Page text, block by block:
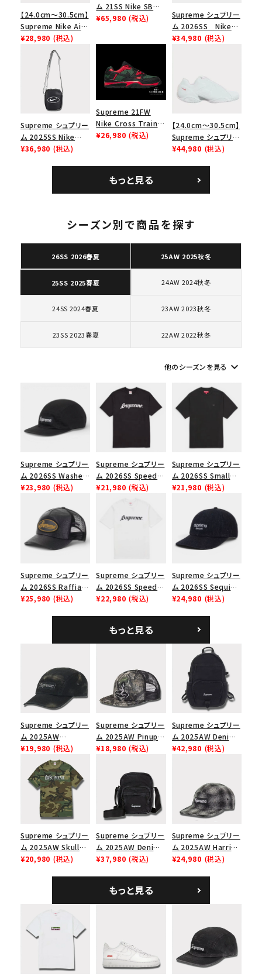
キーワードから探す
人気ワード 2026SS
Tシャツ・ロングスリーブ
ショルダー・ウエストバッグ
ボックスロゴ ブラックスウェット
コラボレーションブランドから探す
シーズンから探す
並び順
円 ～
円
在庫のない商品を表示する
絞り込んで検索する
【24.0cm～30.5cm】
Supreme Nike Air
Force 1 Low シュプ
リーム ナイキエアフォ
ース１スニーカー シ
ューズ ホワイト
¥28,980 (税込)
ム 21SS Nike SB
Dunk Low ナイキSB
¥65,980 (税込)
Supreme シュプリー
ム 2026SS Nike
SB Air Max 2 CB 94
¥34,980 (税込)
Supreme シュプリー
ム 2025SS Nike
Leather Shoulder
¥36,980 (税込)
Supreme 21FW
Nike Cross Trainer
Low ナイキクロスト
¥26,980 (税込)
【24.0cm～30.5cm】
Supreme シュプリー
ム 2023AW Nike
カー ホワイト 白
¥44,980 (税込)
もっと見る
シーズン別で商品を探す
26SS 2026春夏 25AW 2025秋冬
25SS 2025春夏 24AW 2024秋冬
24SS 2024春夏 23AW 2023秋冬
23SS 2023春夏 22AW 2022秋冬
他のシーズンを見る keyboard_arrow_down
Supreme シュプリー
ム 2026SS Washed
Chino Twill Camp
ノツイル キャンプキャ
ップ ブラック
¥23,980 (税込)
Supreme シュプリー
ム 2026SS Speed
Tee スピードTシャツ
¥21,980 (税込)
Supreme シュプリー
ム 2026SS Small
Box Tee スモールボ
¥21,980 (税込)
Supreme シュプリー
ム 2026SS Raffia
Mesh Back 5-Panel
¥25,980 (税込)
Supreme シュプリー
ム 2026SS Speed
Tee スピードTシャツ
¥22,980 (税込)
Supreme シュプリー
ム 2026SS Sequin
Denim Classic
シックロゴ 6パネルキ
ャップ ブラック
¥24,980 (税込)
もっと見る
Supreme シュプリー
ム 2025AW
Overdyed Camp
Cap オーバーダイド
キャンプキャップ ブ
ラック
¥19,980 (税込)
Supreme シュプリー
ム 2025AW Pinup
Mesh Back 5-Panel
ュバック 5パネルキャ
ップ トゥルーティン
バーHTC フォールカ
¥18,980 (税込)
Supreme シュプリー
ム 2025AW Denim
Backpack デニム バ
¥42,980 (税込)
Supreme シュプリー
ム 2025AW Skull
Tee スカル Tシャ
¥20,980 (税込)
Supreme シュプリー
ム 2025AW Denim
Shoulder Bag デニ
¥37,980 (税込)
Supreme シュプリー
ム 2025AW Harris
Tweed Camp Cap
¥24,980 (税込)
もっと見る